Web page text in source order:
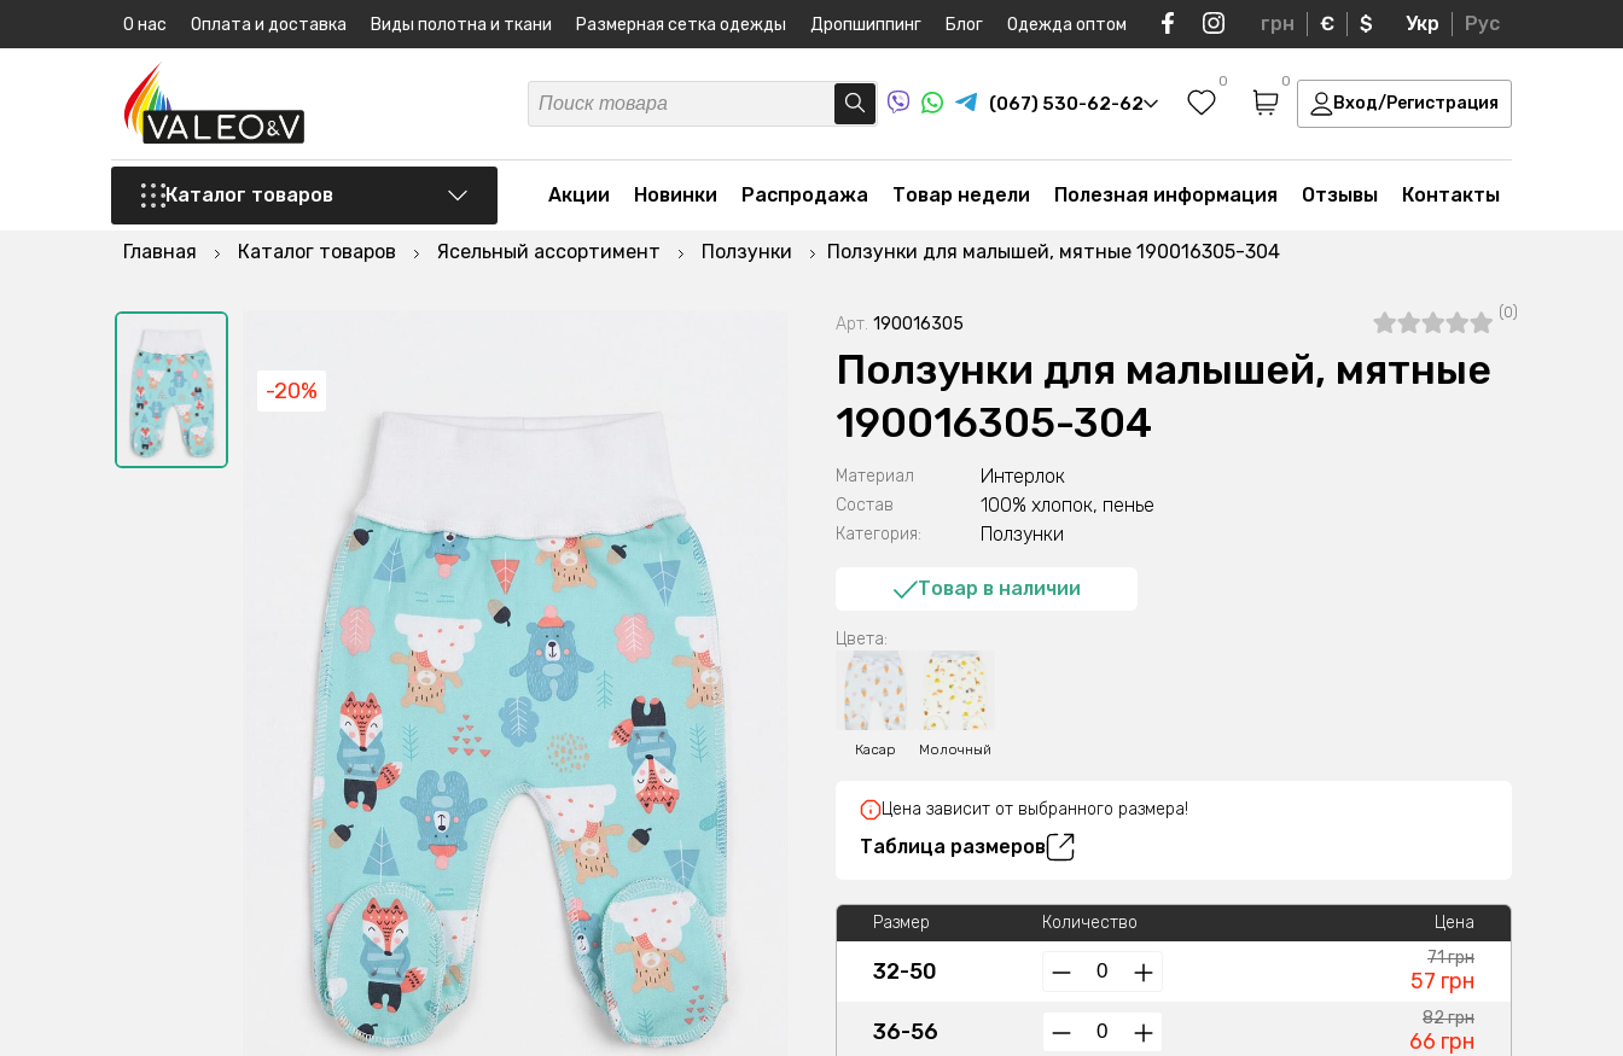
О нас Оплата и доставка Виды полотна и ткани Размерная сетка одежды Дропшиппинг Блог Одежда оптом грн € $ Укр Рус
(067) 530-62-62
0 0
Вход/Регистрация
Каталог товаров Акции Новинки Распродажа Товар недели Полезная информация Отзывы Контакты
Главная Каталог товаров Ясельный ассортимент Ползунки Ползунки для малышей, мятные 190016305-304
-20%
Арт. 190016305
(0)
Ползунки для малышей, мятные
190016305-304
Материал Интерлок
Состав 100% хлопок, пенье
Категория: Ползунки
Товар в наличии
Цвета:
Касар Молочный
Цена зависит от выбранного размера!
Таблица размеров
Размер
32-50
36-56
Количество
Цена
71 грн
57 грн
82 грн
66 грн